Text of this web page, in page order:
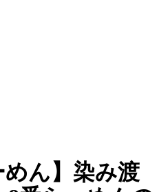
めん】染み渡